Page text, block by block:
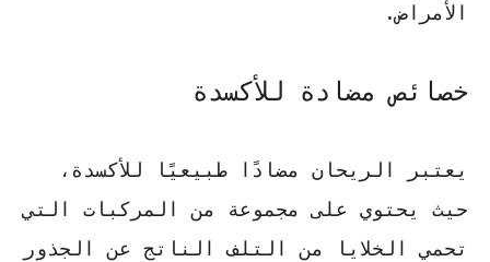
الأمراض.
خصائص مضادة للأكسدة
يعتبر الريحان مضادًا طبيعيًا للأكسدة،
حيث يحتوي على مجموعة من المركبات التي
تحمي الخلايا من التلف الناتج عن الجذور